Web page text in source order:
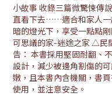
小故事 收錄三篇微驚悚傳
直看下去……適合和家人一
暗的燈光下，享受一點點
可思議的家-迷途之家 △民
告： 本書採用堅固耐翻、
設計，減少被邊角割傷的
嫩，且本書內含機關，書
使用，並注意安全。